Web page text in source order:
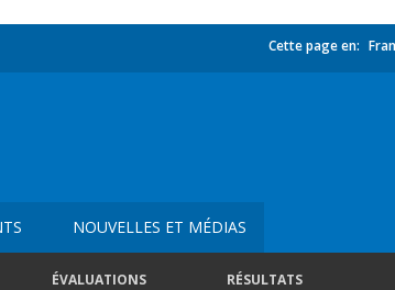
Cette page en:
NOUVELLES ET MÉDIAS
ÉVALUATIONS RÉSULTATS